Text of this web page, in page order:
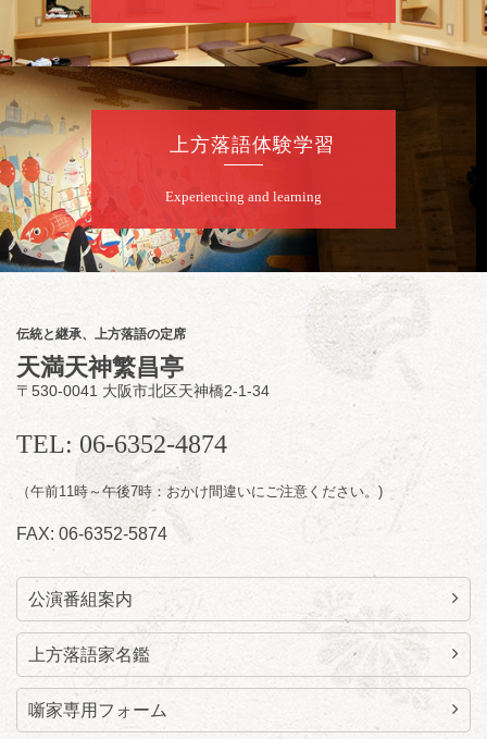
夜
8月10日（月）
桂慶治朗 月例奮闘落語会 八月席
桂慶治朗「鉄砲勇助」「植木屋娘」ほか一席
／桂弥壱「開口一番」
前売2,000円 当日2,500円
お問合せ：慶治朗落語会事務局 090-8126-
2020
★菟道亭配信あり
配信の
購入はこちらをクリック
8月11日（火）
昼席：番組案内
桂九寿玉／桂弥太郎／桂かい枝※／けんたと
ももえ（音曲漫才）※／笑福亭三喬／桂米平
～仲入～桂咲之輔／林家染団治／キタノ大地
（マジック）／笑福亭松枝（※…配信はござ
★菟道亭 配信あり
上方落語体験学習
Experiencing and learning
伝統と継承、上方落語の定席
天満天神繁昌亭
〒530-0041 大阪市北区天神橋2-1-34
TEL: 06-6352-4874
（午前11時～午後7時：おかけ間違いにご注意ください。)
FAX: 06-6352-5874
公演番組案内
上方落語家名鑑
噺家専用フォーム